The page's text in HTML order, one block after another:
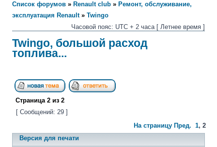
Список форумов » Renault club » Ремонт, обслуживание,
эксплуатация Renault» Twingo
Часовой пояс: UTC + 2 часа [ Летнее время ]
Twingo, большой расход
топлива...
Страница 2 из 2
[ Сообщений: 29 ]
На страницу Пред. 1, 2
Версия для печати